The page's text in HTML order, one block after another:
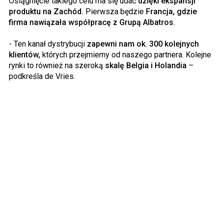
produktu na Zachód. Pierwsza będzie Francja, gdzie
firma nawiązała współpracę z Grupą Albatros.
- Ten kanał dystrybucji zapewni nam ok. 300 kolejnych
klientów, których przejmiemy od naszego partnera. Kolejne
rynki to również na szeroką skalę Belgia i Holandia –
podkreśla de Vries.